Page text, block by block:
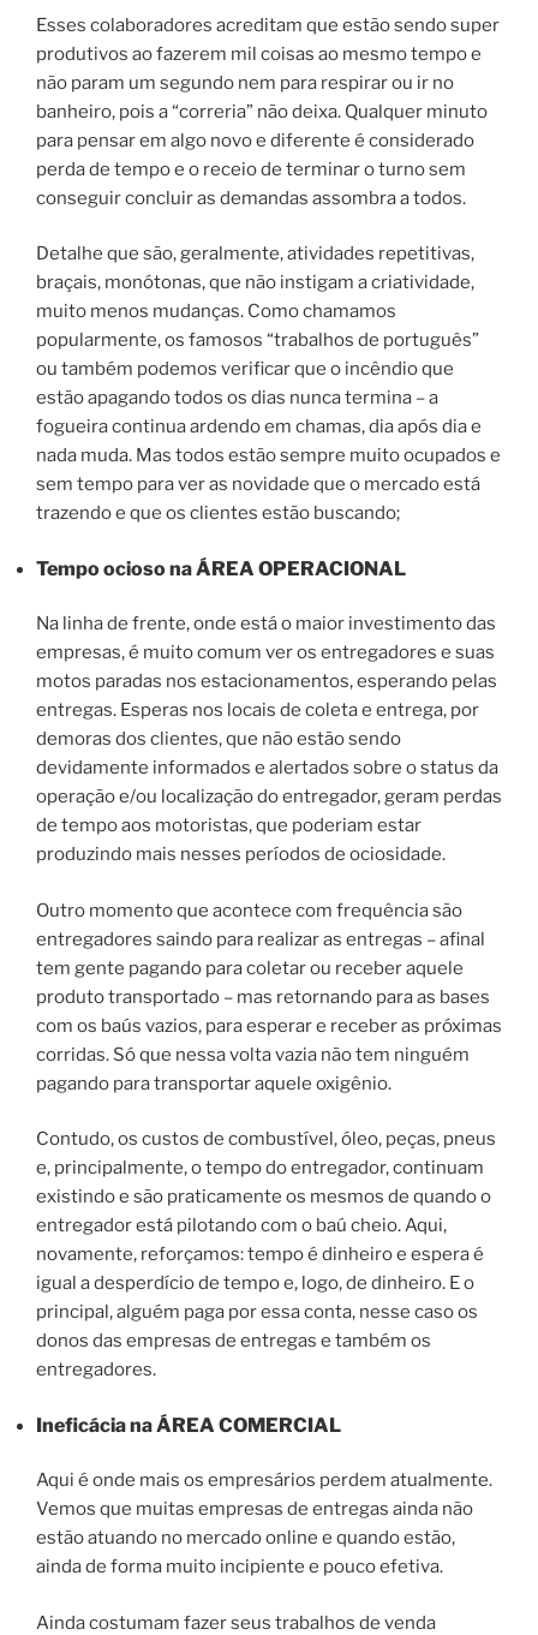
Esses colaboradores acreditam que estão sendo super
produtivos ao fazerem mil coisas ao mesmo tempo e
não param um segundo nem para respirar ou ir no
banheiro, pois a “correria” não deixa. Qualquer minuto
para pensar em algo novo e diferente é considerado
perda de tempo e o receio de terminar o turno sem
conseguir concluir as demandas assombra a todos.
Detalhe que são, geralmente, atividades repetitivas,
braçais, monótonas, que não instigam a criatividade,
muito menos mudanças. Como chamamos
popularmente, os famosos “trabalhos de português”
ou também podemos verificar que o incêndio que
estão apagando todos os dias nunca termina – a
fogueira continua ardendo em chamas, dia após dia e
nada muda. Mas todos estão sempre muito ocupados e
sem tempo para ver as novidade que o mercado está
trazendo e que os clientes estão buscando;
Tempo ocioso naÁREA OPERACIONAL
Na linha de frente, onde está o maior investimento das
empresas, é muito comum ver os entregadores e suas
motos paradas nos estacionamentos, esperando pelas
entregas. Esperas nos locais de coleta e entrega, por
demoras dos clientes, que não estão sendo
devidamente informados e alertados sobre o status da
operação e/ou localização do entregador, geram perdas
de tempo aos motoristas, que poderiam estar
produzindo mais nesses períodos de ociosidade.
Outro momento que acontece com frequência são
entregadores saindo para realizar as entregas – afinal
tem gente pagando para coletar ou receber aquele
produto transportado – mas retornando para as bases
com os baús vazios, para esperar e receber as próximas
corridas. Só que nessa volta vazia não tem ninguém
pagando para transportar aquele oxigênio.
Contudo, os custos de combustível, óleo, peças, pneus
e, principalmente, o tempo do entregador, continuam
existindo e são praticamente os mesmos de quando o
entregador está pilotando com o baú cheio. Aqui,
novamente, reforçamos: tempo é dinheiro e espera é
igual a desperdício de tempo e, logo, de dinheiro. E o
principal, alguém paga por essa conta, nesse caso os
donos das empresas de entregas e também os
entregadores.
Ineficácia naÁREA COMERCIAL
Aqui é onde mais os empresários perdem atualmente.
Vemos que muitas empresas de entregas ainda não
estão atuando no mercado online e quando estão,
ainda de forma muito incipiente e pouco efetiva.
Ainda costumam fazer seus trabalhos de venda